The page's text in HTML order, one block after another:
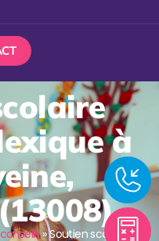
à
»Soutien scolaire